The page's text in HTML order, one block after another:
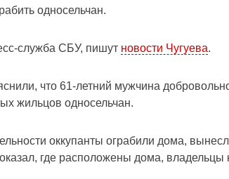
односельчан.
служба СБУ, пишут новости Чугуева.
что 61-летний мужчина
жильцов односельчан.
оккупанты ограбили дома,
где расположены дома, владельцы